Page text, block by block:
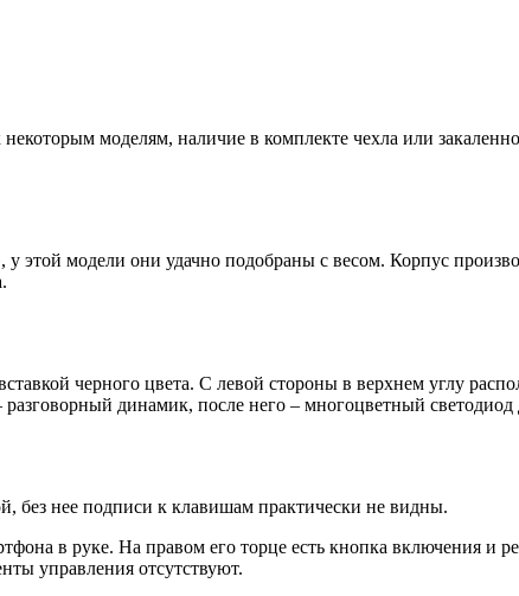
моделям, наличие в комплекте чехла или
модели они удачно подобраны с весом. Корпус
черного цвета. С левой стороны в верхнем углу
динамик, после него – многоцветный
без нее подписи к клавишам практически не видны.
в руке. На правом его торце есть кнопка включения и
управления отсутствуют.